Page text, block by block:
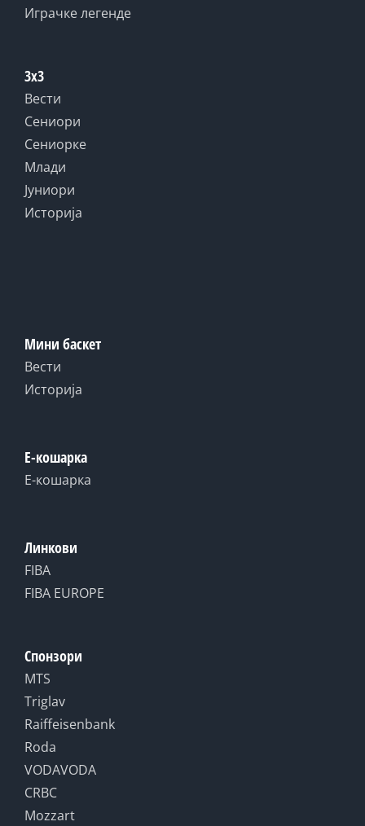
Играчке легенде
3x3
Вести
Сениори
Сениорке
Млади
Јуниори
Историја
Мини баскет
Вести
Историја
Е-кошарка
Е-кошарка
Линкови
FIBA
FIBA EUROPE
Спонзори
MTS
Triglav
Raiffeisenbank
Roda
VODAVODA
CRBC
Mozzart